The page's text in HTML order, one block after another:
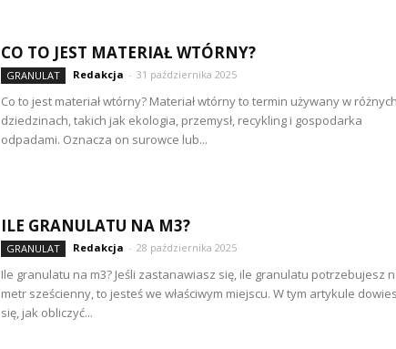
CO TO JEST MATERIAŁ WTÓRNY?
GRANULAT Redakcja - 31 października 2025
Co to jest materiał wtórny? Materiał wtórny to termin używany w różnych
dziedzinach, takich jak ekologia, przemysł, recykling i gospodarka
odpadami. Oznacza on surowce lub...
ILE GRANULATU NA M3?
GRANULAT Redakcja - 28 października 2025
Ile granulatu na m3? Jeśli zastanawiasz się, ile granulatu potrzebujesz
metr sześcienny, to jesteś we właściwym miejscu. W tym artykule
się, jak obliczyć...